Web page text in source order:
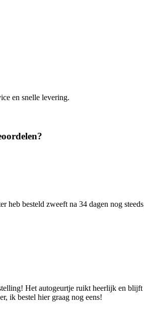
en snelle levering.
heb besteld zweeft na 34 dagen nog
Het autogeurtje ruikt heerlijk en
ik bestel hier graag nog eens!